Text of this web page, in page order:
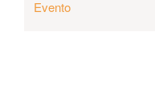
Evento